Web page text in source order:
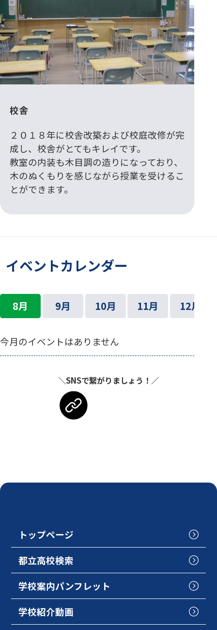
校舎
２０１８年に校舎改築および校庭改修が完
成し、校舎がとてもキレイです。
教室の内装も木目調の造りになっており、
木のぬくもりを感じながら授業を受けるこ
とができます。
イベントカレンダー
8月 9月 10月 11月 12月
今月のイベントはありません
＼SNSで繋がりましょう！／
トップページ
都立高校検索
学校案内パンフレット
学校紹介動画